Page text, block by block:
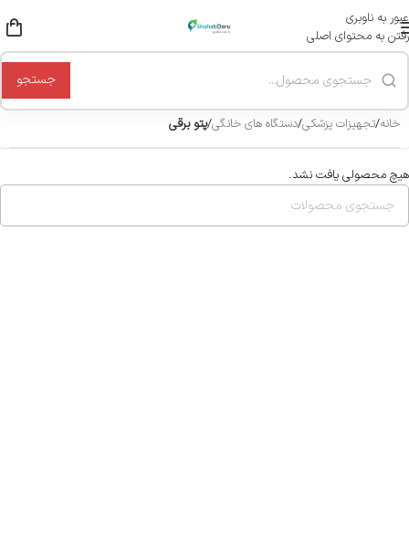
عبور به ناوبری
رفتن به محتوای اصلی
جستجو
خانه/تجهیزات پزشکی/دستگاه های خانگی/پتو برقی
هیچ محصولی یافت نشد.